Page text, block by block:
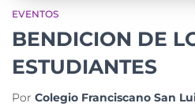
EVENTOS
BENDICION DE
ESTUDIANTES
Por Colegio Franciscano San